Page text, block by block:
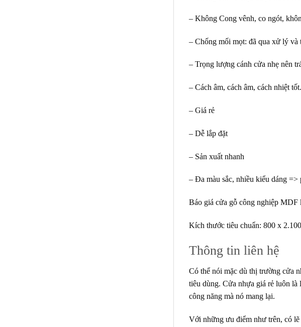
– Không Cong vênh, co ngót,
– Chống mối mọt: đã qua xử lý và
– Trọng lượng cánh cửa nhẹ nên
– Cách âm, cách âm, cách nhiệt tốt.
– Giá rẻ
– Dễ lắp đặt
– Sản xuất nhanh
– Đa màu sắc, nhiều kiểu dáng
Báo giá cửa gỗ công nghiệp MDF
Kích thước tiêu chuẩn: 800 x
Thông tin liên hệ
Có thể nói mặc dù thị trường cửa
tiêu dùng. Cửa nhựa giá rẻ luôn
công năng mà nó mang lại.
Với những ưu điểm như trên, có lẽ